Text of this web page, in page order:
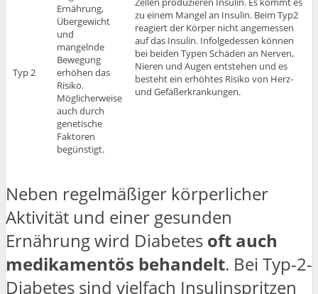
zu einem Mangel an Insulin. Beim Typ2
reagiert der Körper nicht angemessen
auf das Insulin. Infolgedessen können
bei beiden Typen Schäden an Nerven,
Nieren und Augen entstehen und es
besteht ein erhöhtes Risiko von Herz-
und Gefäßerkrankungen.
Typ 2
Ernährung,
Übergewicht
und
mangelnde
Bewegung
erhöhen das
Risiko.
Möglicherweise
auch durch
genetische
Faktoren
begünstigt.
Neben regelmäßiger körperlicher
Aktivität und einer gesunden
Ernährung wird Diabetes oft auch
medikamentös behandelt. Bei Typ-2-
Diabetes sind vielfach Insulinspritzen